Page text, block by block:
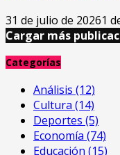
31 de julio de 20261
Cargar más
Categorías
Análisis (12)
Cultura (14)
Deportes (5)
Economía (74)
Educación (15)